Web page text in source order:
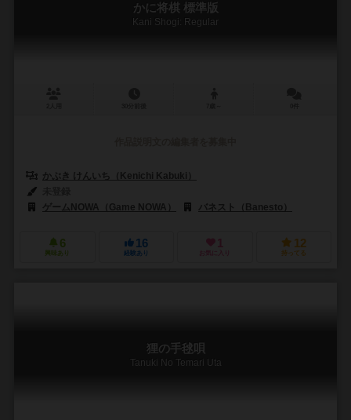
かに将棋 標準版
Kani Shogi: Regular
かぶき けんいち（Kenichi Kabuki）
ゲームNOWA（Game NOWA）
バネスト（Banesto）
6
興味あり
16
経験あり
1
お気に入り
12
持ってる
狸の手毬唄
Tanuki No Temari Uta